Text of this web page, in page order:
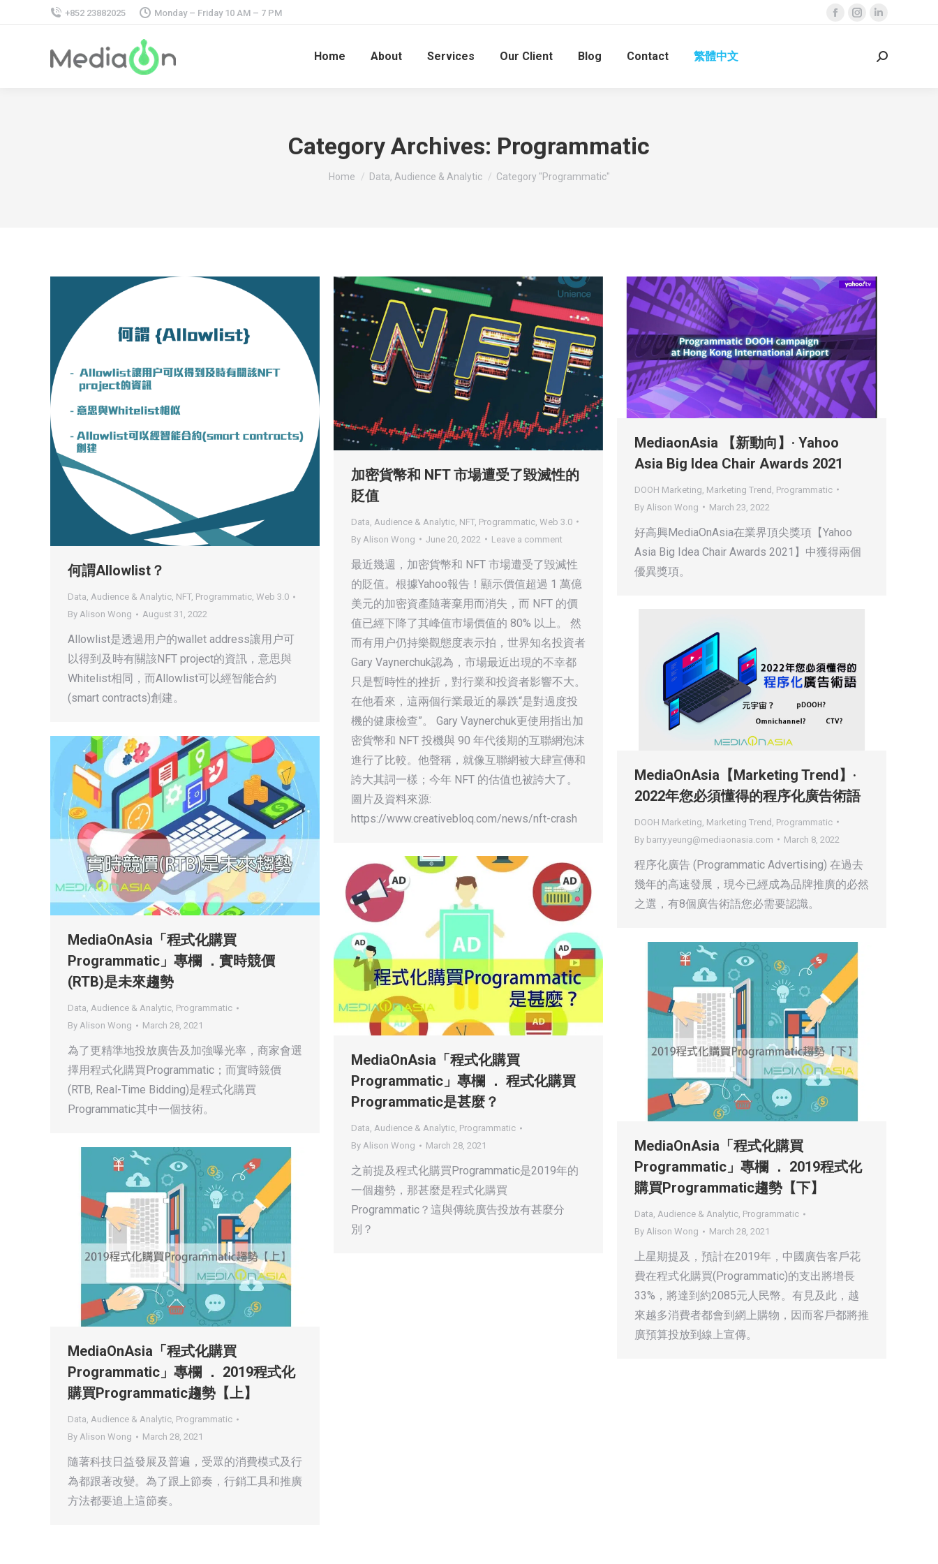
+852 23882025 Monday – Friday 10 AM – 7 PM
Facebook
Instagram
opens
Linkedin
opens
Home About Services Our Client Blog Contact 繁體中文 Search:
Category Archives: Programmatic
You are here:
Home Data, Audience & Analytic Category "Programmatic"
何謂Allowlist？
Data, Audience & Analytic, NFT, Programmatic, Web 3.0
By Alison Wong August 31, 2022
Allowlist是透過用户的wallet address讓用户可
以得到及時有關該NFT project的資訊，意思與
Whitelist相同，而Allowlist可以經智能合約
(smart contracts)創建。
加密貨幣和 NFT 市場遭受了毀滅性的
貶值
Data, Audience & Analytic NFT, Programmatic Web 3.0
By Alison Wong June 20, 2022 Leave a comment
最近幾週，加密貨幣和 NFT 市場遭受了毀滅性
的貶值。根據Yahoo報告！顯示價值超過 1 萬億
美元的加密資產隨著棄用而消失，而 NFT 的價
值已經下降了其峰值市場價值的 80% 以上。 然
而有用户仍持樂觀態度表示拍，世界知名投資者
Gary Vaynerchuk認為，市場最近出現的不幸都
只是暫時性的挫折，對行業和投資者影響不大。
在他看來，這兩個行業最近的暴跌“是對過度投
機的健康檢查”。 Gary Vaynerchuk更使用指出加
密貨幣和 NFT 投機與 90 年代後期的互聯網泡沫
進行了比較。他聲稱，就像互聯網被大肆宣傳和
誇大其詞一樣；今年 NFT 的估值也被誇大了。
圖片及資料來源:
https://www.creativebloq.com/news/nft-crash
MediaonAsia 【新動向】· Yahoo
Asia Big Idea Chair Awards 2021
DOOH Marketing Marketing Trend Programmatic
By Alison Wong March 23, 2022
好高興MediaOnAsia在業界頂尖獎項【Yahoo
Asia Big Idea Chair Awards 2021】中獲得兩個
優異獎項。
MediaOnAsia【Marketing Trend】·
2022年您必須懂得的程序化廣告術語
DOOH Marketing Marketing Trend Programmatic
By barry.yeung@mediaonasia.com March 8, 2022
程序化廣告 (Programmatic Advertising) 在過去
幾年的高速發展，現今已經成為品牌推廣的必然
之選，有8個廣告術語您必需要認識。
MediaOnAsia「程式化購買
Programmatic」專欄 ．實時競價
(RTB)是未來趨勢
Data, Audience & Analytic, Programmatic
By Alison Wong March 28, 2021
為了更精準地投放廣告及加強曝光率，商家會選
擇用程式化購買Programmatic；而實時競價
(RTB, Real-Time Bidding)是程式化購買
Programmatic其中一個技術。
MediaOnAsia「程式化購買
Programmatic」專欄 ． 程式化購買
Programmatic是甚麼？
Data, Audience & Analytic, Programmatic
By Alison Wong March 28, 2021
之前提及程式化購買Programmatic是2019年的
一個趨勢，那甚麼是程式化購買
Programmatic？這與傳統廣告投放有甚麼分
別？
MediaOnAsia「程式化購買
Programmatic」專欄 ． 2019程式化
購買Programmatic趨勢【下】
Data, Audience & Analytic, Programmatic
By Alison Wong March 28, 2021
上星期提及，預計在2019年，中國廣告客戶花
費在程式化購買(Programmatic)的支出將增長
33%，將達到約2085元人民幣。有見及此，越
來越多消費者都會到網上購物，因而客戶都將推
廣預算投放到線上宣傳。
MediaOnAsia「程式化購買
Programmatic」專欄 ． 2019程式化
購買Programmatic趨勢【上】
Data, Audience & Analytic, Programmatic
By Alison Wong March 28, 2021
隨著科技日益發展及普遍，受眾的消費模式及行
為都跟著改變。為了跟上節奏，行銷工具和推廣
方法都要追上這節奏。